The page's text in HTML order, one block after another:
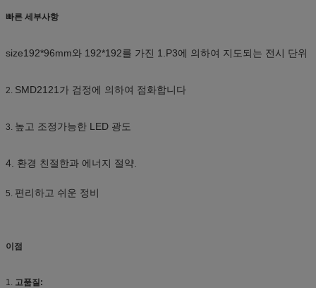
빠른 세부사항
size192*96mm와 192*192를 가진 1.P3에 의하여 지도되는 전시 단위
2. SMD2121가 검정에 의하여 점화합니다
3. 높고 조정가능한 LED 광도
4. 환경 친절한과 에너지 절약.
5. 편리하고 쉬운 정비
이점
1. 고품질: